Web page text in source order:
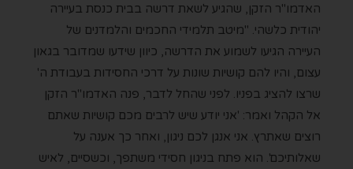
האדמו"ר הזקן, שהגיע לשאת דרשה בבית כנסת בעיירה
יהודית כלשהי. "מיטב תלמידי החכמים והלמדנים של
העיירה הגיעו לשמוע את הדרשה, כיוון שידעו שמדובר בגאון
עצום, והיו להם קושיות שונות על דרכי החסידות בעבודת ה'
שרצו להציג בפניו. לפני שהחל לדבר, פנה האדמו"ר הזקן
אל הקהל ואמר: 'אני יודע שיש לרבים מכם קושיות שאתם
רוצים שאתרץ. אני אנגן לכם ניגון, ואחר כך אענה על
שאלותיכם'. הוא פתח בניגון חסידי משתפך, וכשסיים, לאיש